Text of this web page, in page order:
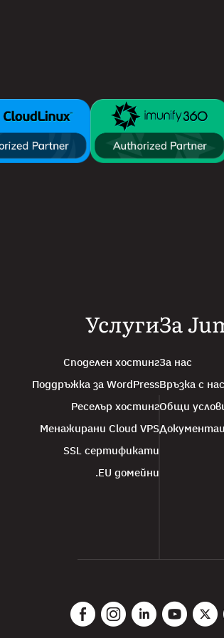
Услуги
Споделен хостинг
Поддръжка за WordPress
Реселър хостинг
Менажирани Cloud VPS
SSL сертификати
.EU домейни
За
За нас
Връзка с нас
Общи